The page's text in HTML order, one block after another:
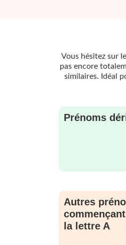
Vous hésitez sur
pas encore
similaires. Idéal
Prénoms
Autres
la lettre A